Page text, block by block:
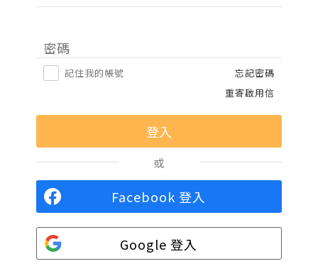
密碼
記住我的帳號
忘記密碼
重寄啟用信
或
Facebook 登入
Google 登入